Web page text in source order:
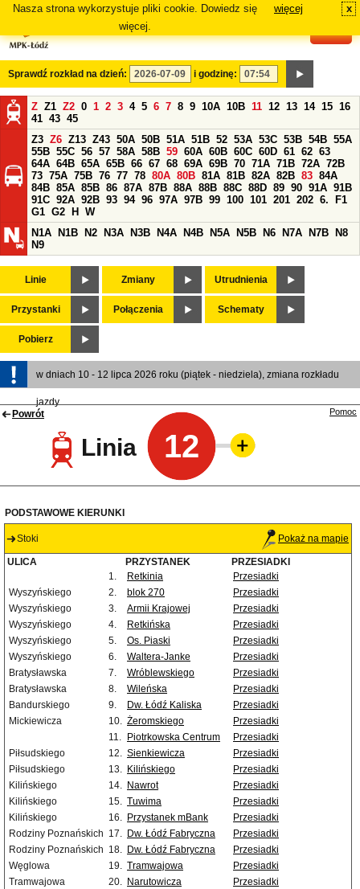
Nasza strona wykorzystuje pliki cookie. Dowiedz się
więcej.
więcej x
Sprawdź rozkład na dzień: i godzinę:
Z Z1 Z2 0 1 2 3 4 5 6 7 8 9 10A 10B 11 12 13 14 15 16
41 43 45
Z3 Z6 Z13 Z43 50A 50B 51A 51B 52 53A 53C 53B 54B 55A
55B 55C 56 57 58A 58B 59 60A 60B 60C 60D 61 62 63
64A 64B 65A 65B 66 67 68 69A 69B 70 71A 71B 72A 72B
73 75A 75B 76 77 78 80A 80B 81A 81B 82A 82B 83 84A
84B 85A 85B 86 87A 87B 88A 88B 88C 88D 89 90 91A 91B
91C 92A 92B 93 94 96 97A 97B 99 100 101 201 202 6.
F1
G1 G2 H
W
N1A
N1B N2 N3A N3B N4A N4B N5A N5B N6 N7A N7B
N8
N9
Linie Zmiany Utrudnienia
Przystanki Połączenia Schematy
Pobierz
w dniach 10 - 12 lipca 2026 roku (piątek - niedziela), zmiana rozkładu
jazdy
Powrót
Linia 12
Pomoc
PODSTAWOWE KIERUNKI
Stoki Pokaż na mapie
ULICA PRZYSTANEK
PRZESIADKI
1.
Retkinia
Przesiadki
Wyszyńskiego
2. blok 270
Przesiadki
Wyszyńskiego
3. Armii Krajowej
Przesiadki
Wyszyńskiego
4. Retkińska
Przesiadki
Wyszyńskiego
5. Os. Piaski
Przesiadki
Wyszyńskiego
6. Waltera-Janke
Przesiadki
Bratysławska
7. Wróblewskiego
Przesiadki
Bratysławska
8. Wileńska
Przesiadki
Bandurskiego
9. Dw. Łódź Kaliska
Przesiadki
Mickiewicza
10. Żeromskiego
Przesiadki
11.
Piotrkowska Centrum
Przesiadki
Piłsudskiego
12. Sienkiewicza
Przesiadki
Piłsudskiego
13. Kilińskiego
Przesiadki
Kilińskiego
14. Nawrot
Przesiadki
Kilińskiego
15. Tuwima
Przesiadki
Kilińskiego
16. Przystanek mBank
Przesiadki
Rodziny Poznańskich 17. Dw. Łódź Fabryczna
Przesiadki
Rodziny Poznańskich 18. Dw. Łódź Fabryczna
Przesiadki
Węglowa
19. Tramwajowa
Przesiadki
Tramwajowa
20. Narutowicza
Przesiadki